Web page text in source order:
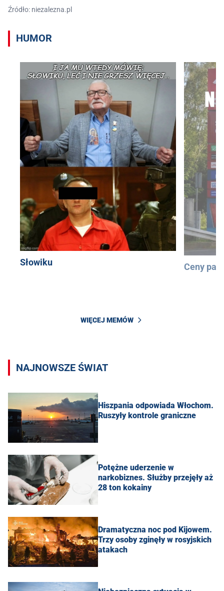
Źródło: niezalezna.pl
HUMOR
Słowiku Ceny
WIĘCEJ MEMÓW
NAJNOWSZE ŚWIAT
Hiszpania odpowiada Włochom.
Ruszyły kontrole graniczne
Potężne uderzenie w
narkobiznes. Służby przejęły aż
28 ton kokainy
Dramatyczna noc pod Kijowem.
Trzy osoby zginęły w rosyjskich
atakach